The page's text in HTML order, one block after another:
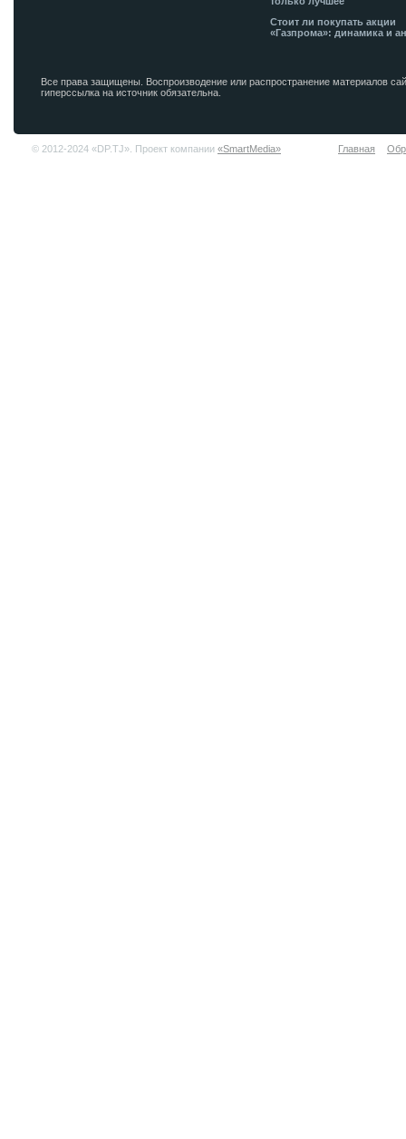
Стоит ли покупать акции
«Газпрома»: динамика и
Все права защищены. Воспроизводение или распространение материалов
гиперссылка на источник обязательна.
© 2012-2024 «DP.TJ». Проект компании «SmartMedia» Главная